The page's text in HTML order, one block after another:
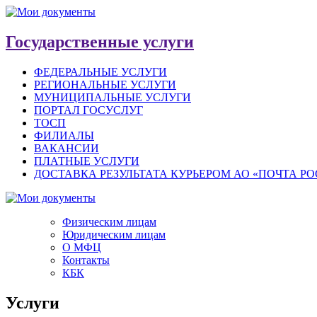
Государственные услуги
ФЕДЕРАЛЬНЫЕ УСЛУГИ
РЕГИОНАЛЬНЫЕ УСЛУГИ
МУНИЦИПАЛЬНЫЕ УСЛУГИ
ПОРТАЛ ГОСУСЛУГ
ТОСП
ФИЛИАЛЫ
ВАКАНСИИ
ПЛАТНЫЕ УСЛУГИ
ДОСТАВКА РЕЗУЛЬТАТА КУРЬЕРОМ АО «ПОЧТА
Физическим лицам
Юридическим лицам
О МФЦ
Контакты
КБК
Услуги